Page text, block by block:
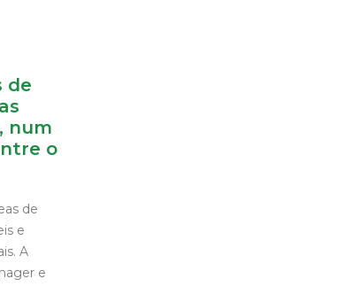
de
num
o
de
e
A
e